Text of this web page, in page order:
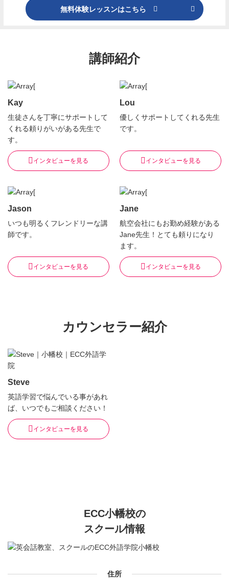
無料体験レッスンはこちら
講師紹介
Kay
生徒さんを丁寧にサポートして
くれる頼りがいがある先生で
す。
インタビューを見る
Lou
優しくサポートしてくれる先生
です。
インタビューを見る
Jason
いつも明るくフレンドリーな講
師です。
インタビューを見る
Jane
航空会社にもお勤め経験がある
Jane先生！とても頼りになり
ます。
インタビューを見る
カウンセラー紹介
Steve
英語学習で悩んでいる事があれ
ば、いつでもご相談ください！
インタビューを見る
ECC小幡校の
スクール情報
住所